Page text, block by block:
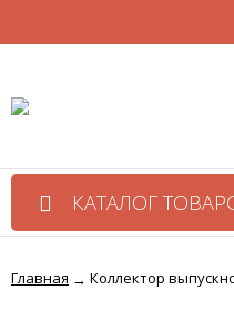
КАТАЛОГ
Главная → Коллектор